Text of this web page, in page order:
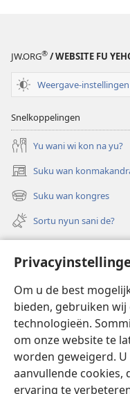
Om u de best
bieden, gebruiken
technologieën.
om onze website te
worden geweigerd.
aanvullende cookies,
ervaring te
JW.ORG® / WEBSITE FU
Weergave-instellingen
Snelkoppelingen
Yu wani wi kon na yu?
Suku wan
(opent
nieuw
venster)
Suku wan kongres
(opent
nieuw
venster)
Sortu nyun sani de?
Video’s met
Suku
Bijdrage
(opent
venster)Waktitoren LIBRARY
(opent
nieuw